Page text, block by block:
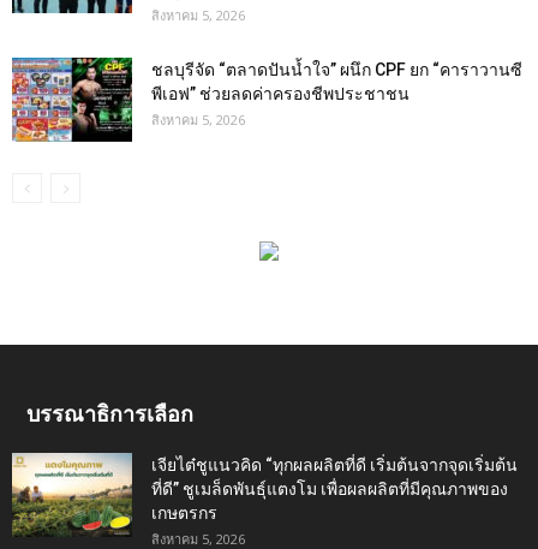
สิงหาคม 5, 2026
ชลบุรีจัด “ตลาดปันน้ำใจ” ผนึก CPF ยก “คาราวานซี
พีเอฟ” ช่วยลดค่าครองชีพประชาชน
สิงหาคม 5, 2026
บรรณาธิการเลือก
เจียไต๋ชูแนวคิด “ทุกผลผลิตที่ดี เริ่มต้นจากจุดเริ่มต้น
ที่ดี” ชูเมล็ดพันธุ์แตงโม เพื่อผลผลิตที่มีคุณภาพของ
เกษตรกร
สิงหาคม 5, 2026